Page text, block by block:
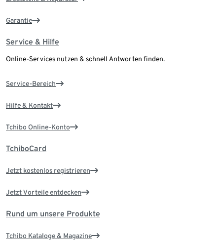
Garantie
Service & Hilfe
Online-Services nutzen & schnell Antworten finden.
Service-Bereich
Hilfe & Kontakt
Tchibo Online-Konto
TchiboCard
Jetzt kostenlos registrieren
Jetzt Vorteile entdecken
Rund um unsere Produkte
Tchibo Kataloge & Magazine